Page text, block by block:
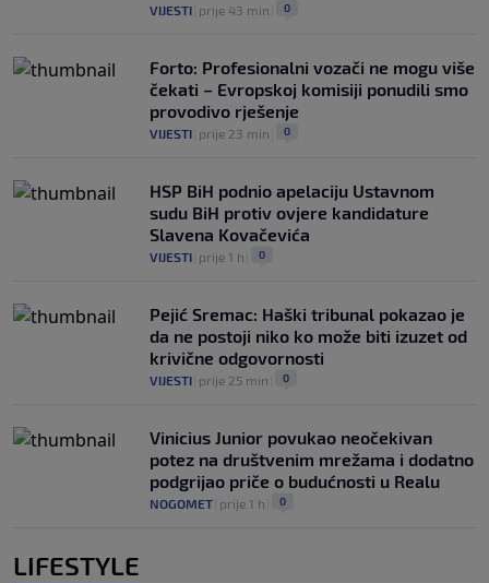
VIJESTI prije 43 min 0
Forto: Profesionalni vozači ne mogu više
čekati – Evropskoj komisiji ponudili smo
provodivo rješenje
VIJESTI prije 23 min 0
HSP BiH podnio apelaciju Ustavnom
sudu BiH protiv ovjere kandidature
Slavena Kovačevića
VIJESTI prije 1 h 0
Pejić Sremac: Haški tribunal pokazao je
da ne postoji niko ko može biti izuzet od
krivične odgovornosti
VIJESTI prije 25 min 0
Vinicius Junior povukao neočekivan
potez na društvenim mrežama i dodatno
podgrijao priče o budućnosti u Realu
NOGOMET prije 1 h 0
LIFESTYLE